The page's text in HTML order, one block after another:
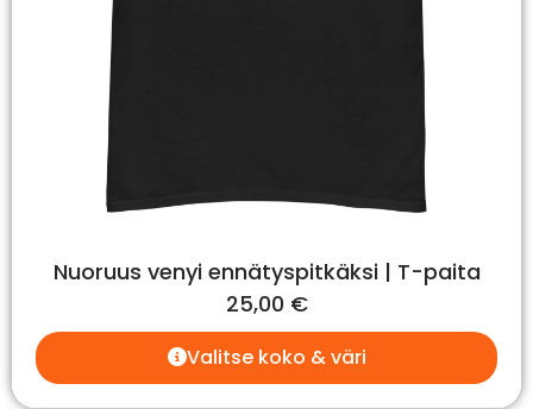
Nuoruus venyi ennätyspitkäksi | T-paita
25,00 €
Valitse koko & väri